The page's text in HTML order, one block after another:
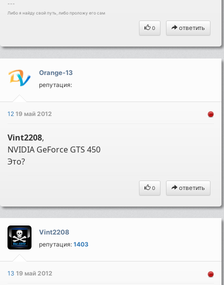
---
Либо я найду свой путь, либо проложу его сам
0 ответить
Orange-13
репутация:
1219 май 2012
Vint2208,
NVIDIA GeForce GTS 450
Это?
0 ответить
Vint2208
репутация:1403
1319 май 2012